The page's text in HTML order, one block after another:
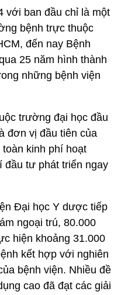
với ban đầu chỉ là một
bệnh trực thuộc
đến nay Bệnh
25 năm hình thành
những bệnh viện
trường đại học đầu
đơn vị đầu tiên của
kinh phí hoạt
đầu tư phát triển ngay
Đại học Y dược tiếp
ngoại trú, 80.000
hiện khoảng 31.000
kết hợp với nghiên
bệnh viện. Nhiều đề
cao đã đạt các giải